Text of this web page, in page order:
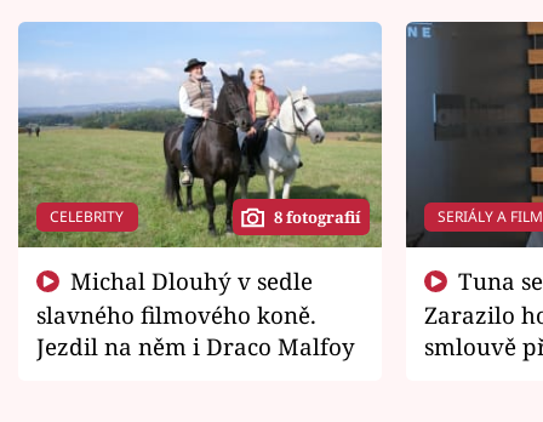
CELEBRITY 8 fotografií
slavného filmového koně.
Jezdil na něm i Draco Malfoy
SERIÁLY A
Zarazilo
smlouvě